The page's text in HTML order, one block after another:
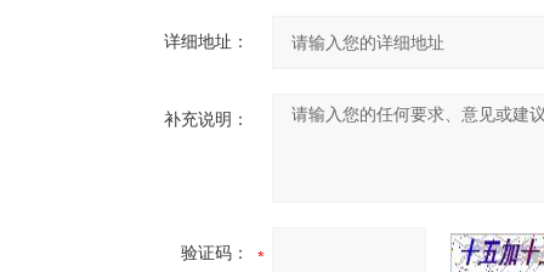
详细地址：
补充说明：
验证码：